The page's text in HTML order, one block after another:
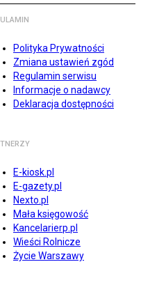
Polityka Prywatności
Zmiana ustawień zgód
Regulamin serwisu
Informacje o nadawcy
Deklaracja dostępności
E-kiosk.pl
E-gazety.pl
Nexto.pl
Mała księgowość
Kancelarierp.pl
Wieści Rolnicze
Życie Warszawy